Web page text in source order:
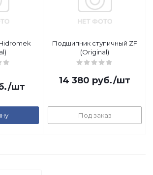
/шт
Подшипник ступичный ZF
(Original)
14 380 руб./шт
Под заказ